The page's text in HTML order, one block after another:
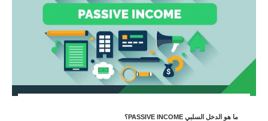
ما هو الدخل السلبي PASSIVE INCOME؟